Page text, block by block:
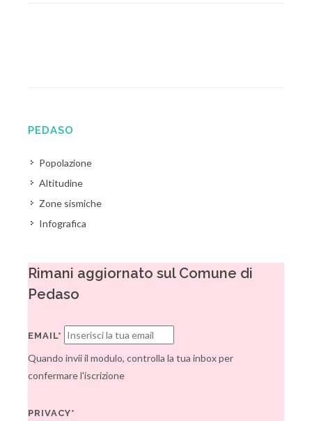
PEDASO
Popolazione
Altitudine
Zone sismiche
Infografica
Rimani aggiornato sul Comune di
Pedaso
EMAIL*
Quando invii il modulo, controlla la tua inbox per
confermare l'iscrizione
PRIVACY*